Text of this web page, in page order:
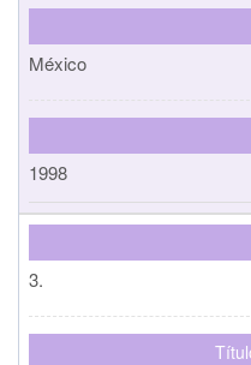
México
1998
3.